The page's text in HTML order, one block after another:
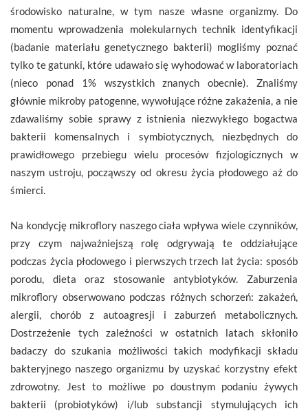
środowisko naturalne, w tym nasze własne organizmy. Do
momentu wprowadzenia molekularnych technik identyfikacji
(badanie materiału genetycznego bakterii) mogliśmy poznać
tylko te gatunki, które udawało się wyhodować w laboratoriach
(nieco ponad 1% wszystkich znanych obecnie). Znaliśmy
głównie mikroby patogenne, wywołujące różne zakażenia, a nie
zdawaliśmy sobie sprawy z istnienia niezwykłego bogactwa
bakterii komensalnych i symbiotycznych, niezbędnych do
prawidłowego przebiegu wielu procesów fizjologicznych w
naszym ustroju, począwszy od okresu życia płodowego aż do
śmierci.
Na kondycję mikroflory naszego ciała wpływa wiele czynników,
przy czym najważniejszą rolę odgrywają te oddziałujące
podczas życia płodowego i pierwszych trzech lat życia: sposób
porodu, dieta oraz stosowanie antybiotyków. Zaburzenia
mikroflory obserwowano podczas różnych schorzeń: zakażeń,
alergii, chorób z autoagresji i zaburzeń metabolicznych.
Dostrzeżenie tych zależności w ostatnich latach skłoniło
badaczy do szukania możliwości takich modyfikacji składu
bakteryjnego naszego organizmu by uzyskać korzystny efekt
zdrowotny. Jest to możliwe po doustnym podaniu żywych
bakterii (probiotyków) i/lub substancji stymulujących ich